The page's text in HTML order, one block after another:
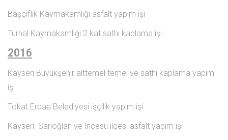
Başçiflik Kaymakamlığı asfalt yapım işi
Turhal Kaymakamlığı 2.kat sathi kaplama işi
2016
Kayseri Büyükşehir alttemel temel ve sathi kaplama yapım
işi
Tokat Erbaa Belediyesi işçilik yapım işi
Kayseri Sarıoğlan ve İncesu ilçesi asfalt yapım işi